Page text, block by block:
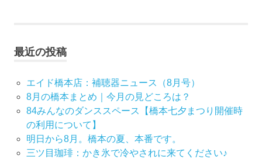
ゲ
シ
ョ
ン
最近の投稿
エイド橋本店：補聴器ニュース（8月号）
8月の橋本まとめ｜今月の見どころは？
84みんなのダンススペース【橋本七夕まつり開催時
の利用について】
明日から8月。橋本の夏、本番です。
三ツ目珈琲：かき氷で冷やされに来てください♪